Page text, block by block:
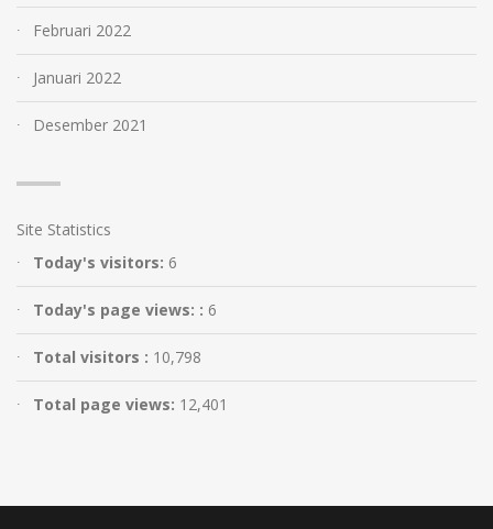
Februari 2022
Januari 2022
Desember 2021
Site Statistics
Today's visitors: 6
Today's page views: : 6
Total visitors : 10,798
Total page views: 12,401